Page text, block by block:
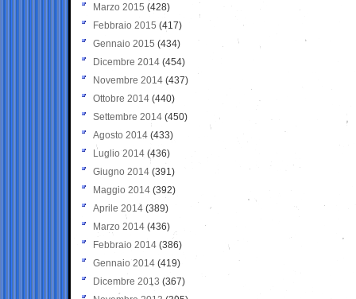
Marzo 2015 (428)
Febbraio 2015 (417)
Gennaio 2015 (434)
Dicembre 2014 (454)
Novembre 2014 (437)
Ottobre 2014 (440)
Settembre 2014 (450)
Agosto 2014 (433)
Luglio 2014 (436)
Giugno 2014 (391)
Maggio 2014 (392)
Aprile 2014 (389)
Marzo 2014 (436)
Febbraio 2014 (386)
Gennaio 2014 (419)
Dicembre 2013 (367)